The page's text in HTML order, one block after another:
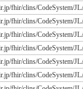
fhir/clins/CodeSystem/
fhir/clins/CodeSystem/
fhir/clins/CodeSystem/
fhir/clins/CodeSystem/
fhir/clins/CodeSystem/
fhir/clins/CodeSystem/